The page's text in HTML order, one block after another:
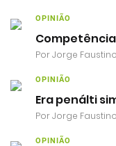
OPINIÃO
PorJorge Faustino
OPINIÃO
Era penálti
PorJorge Faustino
OPINIÃO